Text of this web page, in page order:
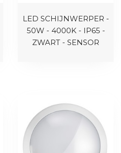
LED SCHIJNWERPER -
50W - 4000K - IP65 -
ZWART - SENSOR